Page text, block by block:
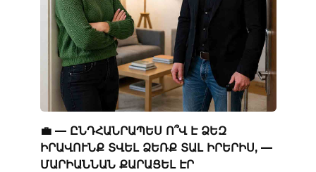
💼 — ԸՆԴՀԱՆՐԱՊԵՍ Ո՞Վ Է ՁԵԶ
ԻՐԱՎՈՒՆՔ ՏՎԵԼ ՁԵՌՔ ՏԱԼ ԻՐԵՐԻՍ, —
ՄԱՐԻԱՆՆԱՆ ՔԱՐԱՑԵԼ ԷՐ